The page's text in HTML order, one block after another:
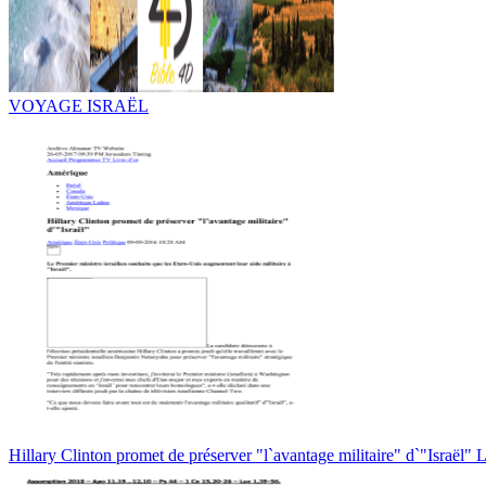
VOYAGE ISRAËL
Hillary Clinton promet de préserver "l`avantage militaire" d`"Israël"